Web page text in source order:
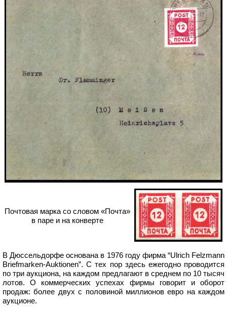
Почтовая марка со словом «Почта»
в паре и на конверте
В Дюссельдорфе основана в 1976 году фирма “Ulrich Felzmann
Briefmarken-Auktionen”. С тех пор здесь ежегодно проводится
по три аукциона, на каждом предлагают в среднем по 10 тысяч
лотов. О коммерческих успехах фирмы говорит и оборот
продаж: более двух с половиной миллионов евро на каждом
аукционе.